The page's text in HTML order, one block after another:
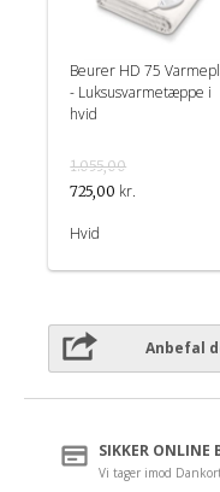
Beurer HD 75
- Luksusvarmetæppe i
hvid
1.055,00
725,00 kr.
Hvid
Anbefal
SIKKER ONLINE
Vi tager imod